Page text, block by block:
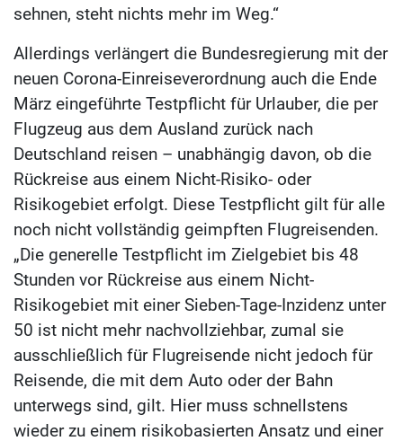
sehnen, steht nichts mehr im Weg.“
Allerdings verlängert die Bundesregierung mit der
neuen Corona-Einreiseverordnung auch die Ende
März eingeführte Testpflicht für Urlauber, die per
Flugzeug aus dem Ausland zurück nach
Deutschland reisen – unabhängig davon, ob die
Rückreise aus einem Nicht-Risiko- oder
Risikogebiet erfolgt. Diese Testpflicht gilt für alle
noch nicht vollständig geimpften Flugreisenden.
„Die generelle Testpflicht im Zielgebiet bis 48
Stunden vor Rückreise aus einem Nicht-
Risikogebiet mit einer Sieben-Tage-Inzidenz unter
50 ist nicht mehr nachvollziehbar, zumal sie
ausschließlich für Flugreisende nicht jedoch für
Reisende, die mit dem Auto oder der Bahn
unterwegs sind, gilt. Hier muss schnellstens
wieder zu einem risikobasierten Ansatz und einer